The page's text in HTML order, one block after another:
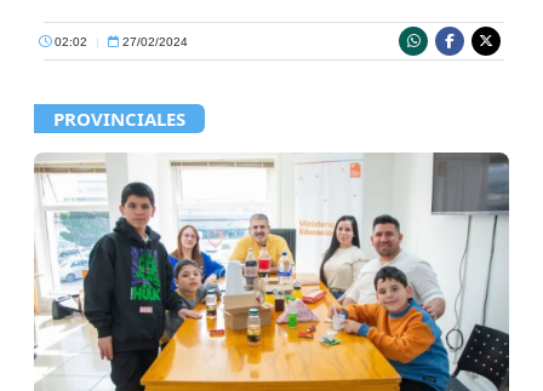
02:02 | 27/02/2024
PROVINCIALES